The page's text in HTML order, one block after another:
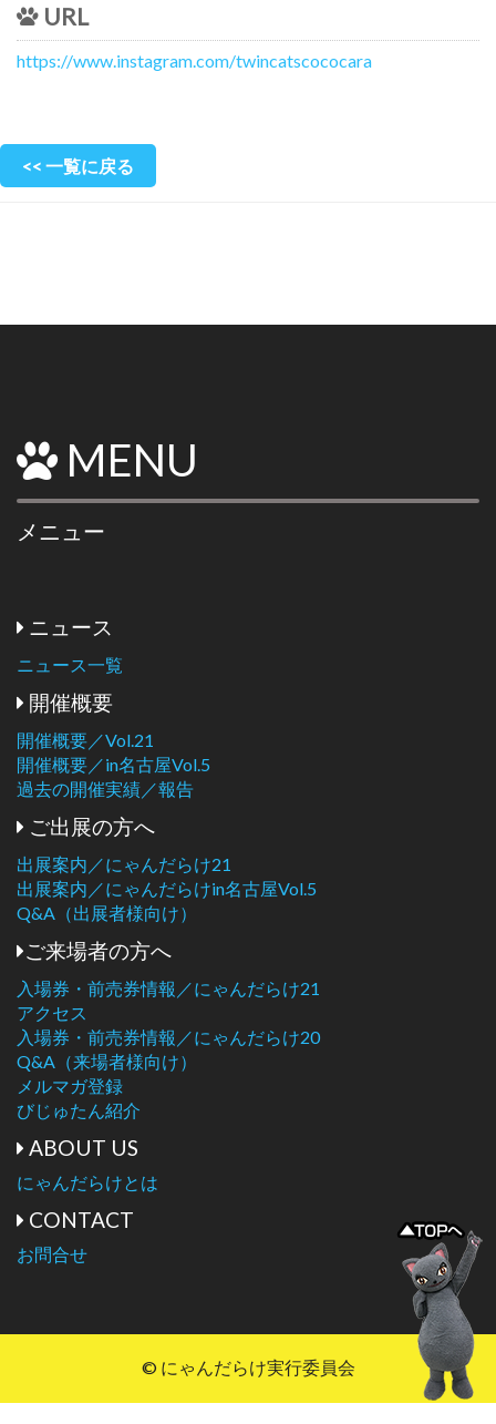
URL
https://www.instagram.com/twincatscococara
<< 一覧に戻る
MENU
メニュー
ニュース
ニュース一覧
開催概要
開催概要／Vol.21
開催概要／in名古屋Vol.5
過去の開催実績／報告
ご出展の方へ
出展案内／にゃんだらけ21
出展案内／にゃんだらけin名古屋Vol.5
Q&A（出展者様向け）
ご来場者の方へ
入場券・前売券情報／にゃんだらけ21
アクセス
入場券・前売券情報／にゃんだらけ20
Q&A（来場者様向け）
メルマガ登録
びじゅたん紹介
ABOUT US
にゃんだらけとは
CONTACT
お問合せ
© にゃんだらけ実行委員会